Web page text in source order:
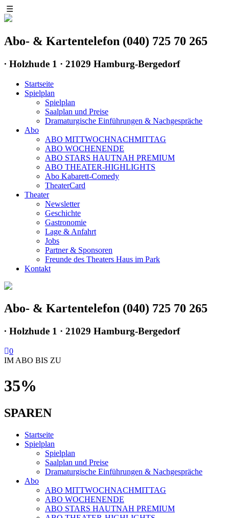
☰
Abo- & Kartentelefon (040) 725 70 265
∙ Holzhude 1 · 21029 Hamburg-Bergedorf
Startseite
Spielplan
Spielplan
Saalplan und Preise
Dramaturgische Einführungen & Nachgespräche
Abo
ABO MITTWOCHNACHMITTAG
ABO WOCHENENDE
ABO STARS HAUTNAH PREMIUM
ABO THEATER-HIGHLIGHTS
Abo Kabarett-Comedy
TheaterCard
Theater
Newsletter
Geschichte
Gastronomie
Lage & Anfahrt
Jobs
Partner & Sponsoren
Freunde des Theaters Haus im Park
Kontakt
Abo- & Kartentelefon (040) 725 70 265
∙ Holzhude 1 · 21029 Hamburg-Bergedorf
0
IM ABO BIS ZU
35%
SPAREN
Startseite
Spielplan
Spielplan
Saalplan und Preise
Dramaturgische Einführungen & Nachgespräche
Abo
ABO MITTWOCHNACHMITTAG
ABO WOCHENENDE
ABO STARS HAUTNAH PREMIUM